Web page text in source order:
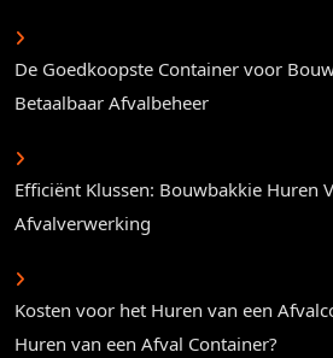
De Goedkoopste Container voor
Betaalbaar Afvalbeheer
Efficiënt Klussen: Bouwbakkie Huren
Afvalverwerking
Kosten voor het Huren van een
Huren van een Afval Container?